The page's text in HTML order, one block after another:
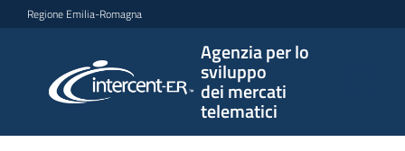
Vai al contenuto
Vai alla navigazione
Vai al footer
Regione Emilia-Romagna
Agenzia per lo
sviluppo
dei mercati
telematici
per lo
sviluppo